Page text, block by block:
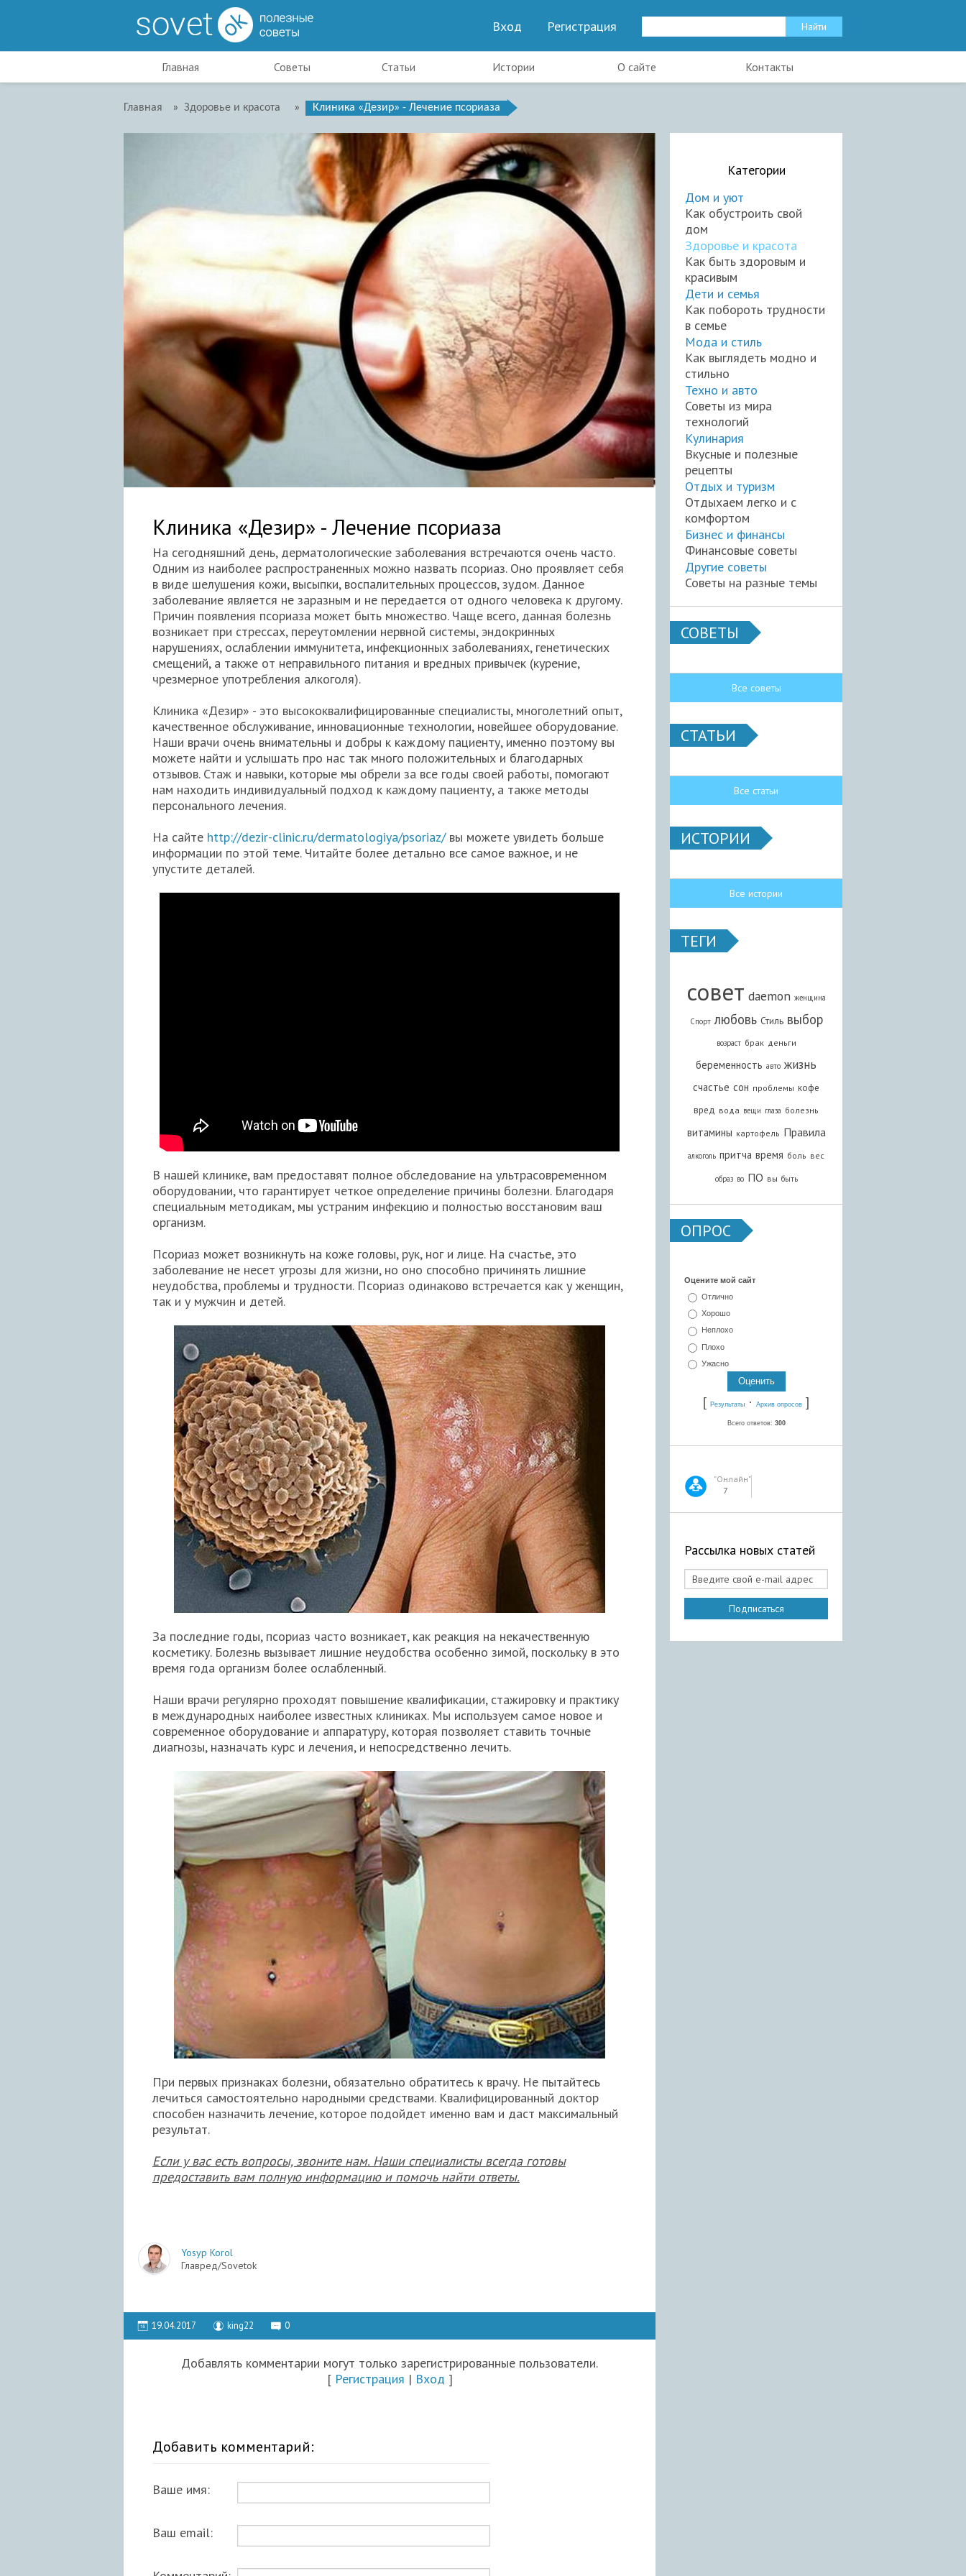
Вход Регистрация
Главная Советы Статьи Истории О сайте Контакты
Главная » Здоровье и красота » Клиника «Дезир» - Лечение псориаза
Клиника «Дезир» - Лечение псориаза
На сегодняшний день, дерматологические заболевания встречаются очень часто.
Одним из наиболее распространенных можно назвать псориаз. Оно проявляет себя
в виде шелушения кожи, высыпки, воспалительных процессов, зудом. Данное
заболевание является не заразным и не передается от одного человека к другому.
Причин появления псориаза может быть множество. Чаще всего, данная болезнь
возникает при стрессах, переутомлении нервной системы, эндокринных
нарушениях, ослаблении иммунитета, инфекционных заболеваниях, генетических
смещений, а также от неправильного питания и вредных привычек (курение,
чрезмерное употребления алкоголя).
Клиника «Дезир» - это высококвалифицированные специалисты, многолетний опыт,
качественное обслуживание, инновационные технологии, новейшее оборудование.
Наши врачи очень внимательны и добры к каждому пациенту, именно поэтому вы
можете найти и услышать про нас так много положительных и благодарных
отзывов. Стаж и навыки, которые мы обрели за все годы своей работы, помогают
нам находить индивидуальный подход к каждому пациенту, а также методы
персонального лечения.
На сайте http://dezir-clinic.ru/dermatologiya/psoriaz/вы можете увидеть больше
информации по этой теме. Читайте более детально все самое важное, и не
упустите деталей.
В нашей клинике, вам предоставят полное обследование на ультрасовременном
оборудовании, что гарантирует четкое определение причины болезни. Благодаря
специальным методикам, мы устраним инфекцию и полностью восстановим ваш
организм.
Псориаз может возникнуть на коже головы, рук, ног и лице. На счастье, это
заболевание не несет угрозы для жизни, но оно способно причинять лишние
неудобства, проблемы и трудности. Псориаз одинаково встречается как у женщин,
так и у мужчин и детей.
За последние годы, псориаз часто возникает, как реакция на некачественную
косметику. Болезнь вызывает лишние неудобства особенно зимой, поскольку в это
время года организм более ослабленный.
Наши врачи регулярно проходят повышение квалификации, стажировку и практику
в международных наиболее известных клиниках. Мы используем самое новое и
современное оборудование и аппаратуру, которая позволяет ставить точные
диагнозы, назначать курс и лечения, и непосредственно лечить.
При первых признаках болезни, обязательно обратитесь к врачу. Не пытайтесь
лечиться самостоятельно народными средствами. Квалифицированный доктор
способен назначить лечение, которое подойдет именно вам и даст максимальный
результат.
Если у вас есть вопросы, звоните нам. Наши специалисты всегда готовы
предоставить вам полную информацию и помочь найти ответы.
Yosyp Korol
Главред/Sovetok
19.04.2017 king22 0
Добавлять комментарии могут только зарегистрированные пользователи.
[ Регистрация | Вход ]
Добавить комментарий:
Ваше имя:
Ваш email:
Категории
Дом и уют
Как обустроить свой
дом
Здоровье и красота
Как быть здоровым и
красивым
Дети и семья
Как побороть трудности
в семье
Мода и стиль
Как выглядеть модно и
стильно
Техно и авто
Советы из мира
технологий
Кулинария
Вкусные и полезные
рецепты
Отдых и туризм
Отдыхаем легко и с
комфортом
Бизнес и финансы
Финансовые советы
Другие советы
Советы на разные темы
СОВЕТЫ
Все советы
СТАТЬИ
Все статьи
ИСТОРИИ
Все истории
ТЕГИ
совет daemon женщина
Спорт любовь Стиль выбор
возраст брак деньги
беременность авто жизнь
счастье сон проблемы кофе
вред вода вещи глаза болезнь
витамины картофель Правила
алкоголь притча время боль вес
образ во ПО вы быть
ОПРОС
Оцените мой сайт
Отлично
Хорошо
Неплохо
Плохо
Ужасно
[ Результаты · Архив опросов ]
Всего ответов: 300
"Онлайн"
7
Рассылка новых статей